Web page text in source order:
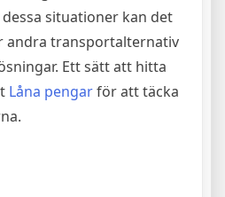
situationer kan det
andra transportalternativ
Ett sätt att hitta
Låna pengarför att täcka